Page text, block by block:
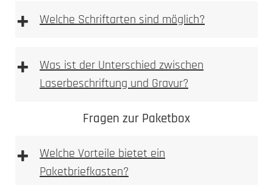
+ Welche Schriftarten sind möglich?
+
Was ist der Unterschied zwischen
Laserbeschriftung und Gravur?
Fragen zur Paketbox
+
Welche Vorteile bietet ein
Paketbriefkasten?